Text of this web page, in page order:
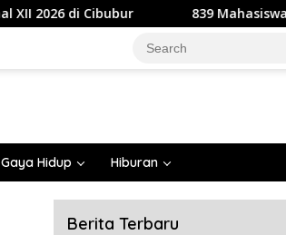
839 Mahasiswa Universitas
Gaya Hidup Hiburan
Berita Terbaru